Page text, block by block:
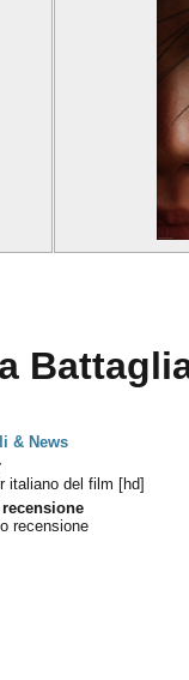
& News
italiano del film [hd]
recensione